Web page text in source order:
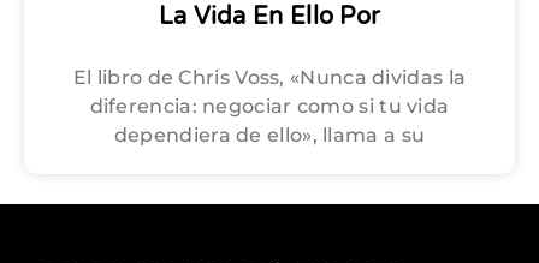
La Vida En Ello Por
El libro de Chris Voss, «Nunca dividas la
diferencia: negociar como si tu vida
dependiera de ello», llama a su